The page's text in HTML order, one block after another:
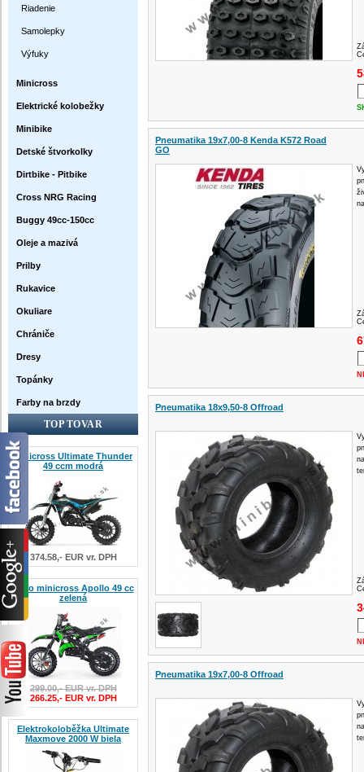
Riadenie
Samolepky
Výfuky
Minicross
Elektrické kolobežky
Minibike
Detské štvorkolky
Dirtbike - Pitbike
Cross NRG Racing
Buggy 49cc-150cc
Oleje a mazivá
Prilby
Rukavice
Okuliare
Chrániče
Dresy
Topánky
Farby na brzdy
TOP TOVAR
Minicross Ultimate Thunder
49 ccm modrá
374.58,- EUR vr. DPH
Nitro minicross Apollo 49 cc
zelená
299.00,- EUR vr. DPH
266.25,- EUR vr. DPH
Elektrokoloběžka Ultimate
Maxmove 2000 W biela
Pneumatika 19x7,00-8 Kenda K572 Road
GO
Pneumatika 18x9,50-8 Offroad
Pneumatika 19x7,00-8 Offroad